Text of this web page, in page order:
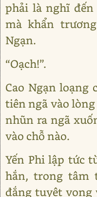
phải là nghĩ
mà khẩn
Ngạn.
“Oạch!”.
Cao Ngạn loạng
tiên ngã vào lòng
nhũn ra ngã
vào chỗ nào.
Yến Phi lập tức
hắn, trong tâm
đắng tuyệt vọng